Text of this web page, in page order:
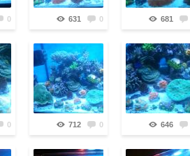
0 631 0 681
0 712 0 646